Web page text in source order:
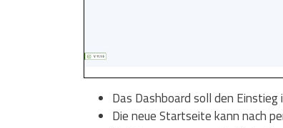
Das Dashboard soll den
Die neue Startseite kann nach